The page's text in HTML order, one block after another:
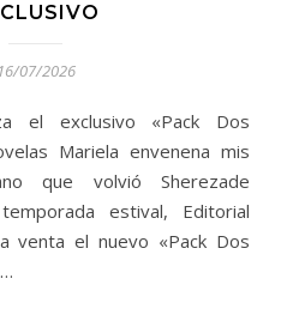
16/07/2026
el exclusivo «Pack Dos
Mariela envenena mis
que volvió Sherezade
estival, Editorial
venta el nuevo «Pack Dos